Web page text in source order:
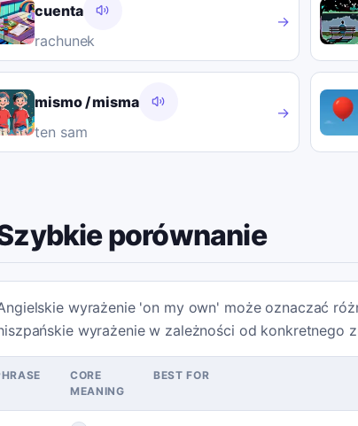
cuenta
rachunek
→
mismo / misma
ten sam
→
porównanie
wyrażenie 'on my own' może oznaczać
wyrażenie w zależności od konkretnego
CORE
MEANING
BEST FOR